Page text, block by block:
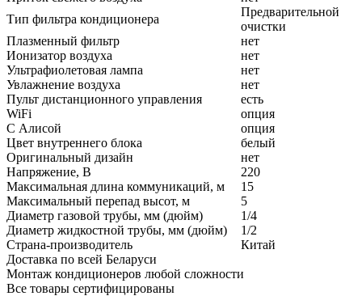
Тип фильтра кондиционера
Предварительной
очистки
Плазменный фильтр
нет
Ионизатор воздуха
нет
Ультрафиолетовая лампа
нет
Увлажнение воздуха
нет
Пульт дистанционного управления
есть
WiFi
опция
С Алисой
опция
Цвет внутреннего блока
белый
Оригинальный дизайн
нет
Напряжение, В
220
Максимальная длина коммуникаций, м
15
Максимальный перепад высот, м
5
Диаметр газовой трубы, мм (дюйм)
1/4
Диаметр жидкостной трубы, мм (дюйм)
1/2
Страна-производитель
Китай
Доставка по всей Беларуси
Монтаж кондиционеров любой сложности
Все товары сертифицированы